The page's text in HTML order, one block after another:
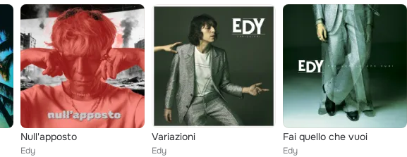
Null'apposto
Edy
Variazioni
Edy
Fai quello che vuoi
Edy